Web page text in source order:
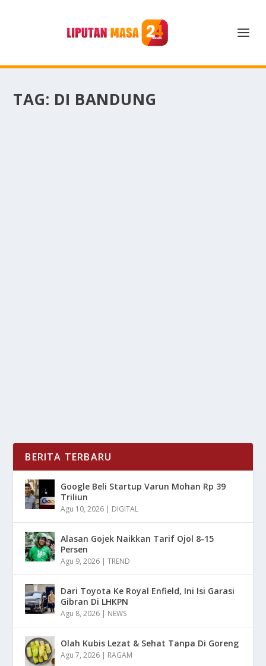
TAG: DI BANDUNG
BERITA TERBARU
Google Beli Startup Varun Mohan Rp 39
Triliun
Agu 10, 2026 | DIGITAL
Alasan Gojek Naikkan Tarif Ojol 8-15
Persen
Agu 9, 2026 |TREND
Dari Toyota Ke Royal Enfield, Ini Isi Garasi
Gibran Di LHKPN
Agu 8, 2026 | NEWS
Olah Kubis Lezat & Sehat Tanpa Di Goreng
Agu 7, 2026 | RAGAM